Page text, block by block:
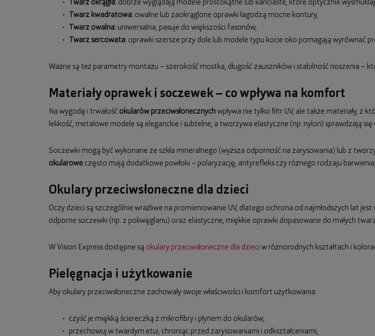
Twarz okrągła: dobrze wyglądają modele prostokątne lub kanciaste, które optycznie
Twarz kwadratowa: owalne lub zaokrąglone oprawki łagodzą mocne kontury,
Twarz owalna: uniwersalna, pasuje do większości fasonów,
Twarz sercowata: oprawki szersze przy dole lub modele typu kocie oko pomagają wyrównać
Ważne są też parametry montażu – szerokość mostka, długość zauszników i stabilność noszenia –
Materiały oprawek i soczewek – co wpływa na komfort
Na wygodę i trwałość okularów przeciwsłonecznych wpływa nie tylko filtr UV, ale także materiały, z
lekkość, metalowe modele są eleganckie i subtelne, a tworzywa elastyczne (np. nylon) sprawdzają
Soczewki mogą być wykonane ze szkła mineralnego (wyższa odporność na zarysowania) lub z
okularowe często mają dodatkowe powłoki – polaryzację, antyrefleks czy różnego rodzaju
Okulary przeciwsłoneczne dla dzieci
Oczy dzieci są szczególnie wrażliwe na promieniowanie UV, dlatego ochrona od najmłodszych lat
odporne soczewki (np. z poliwęglanu) oraz elastyczne, miękkie oprawki dopasowane do małych
W Vision Express dostępne są okulary przeciwsłoneczne dla dzieci w różnorodnych kształtach i
Pielęgnacja i użytkowanie
Aby okulary przeciwsłoneczne zachowały swoje właściwości i komfort użytkowania:
czyść je miękką ściereczką z mikrofibry i płynem do okularów,
przechowuj w twardym etui, chroniąc przed zarysowaniami i odkształceniami,